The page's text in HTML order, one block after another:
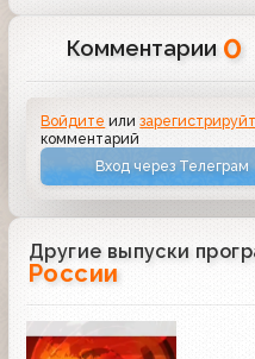
Комментарии 0
Войдите или
комментарий
Вход через Телеграм
Другие выпуски
России